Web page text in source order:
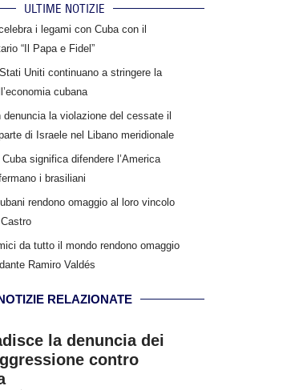
ULTIME NOTIZIE
i legami con Cuba con il
“Il Papa e Fidel”
Uniti continuano a stringere la
cubana
denuncia la violazione del cessate il
di Israele nel Libano meridionale
Cuba significa difendere l’America
i brasiliani
rendono omaggio al loro vincolo
da tutto il mondo rendono omaggio
Ramiro Valdés
RELAZIONATE
la denuncia dei
contro